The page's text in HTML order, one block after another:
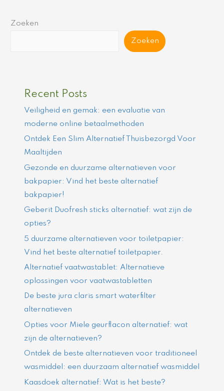
Zoeken
Zoeken
Recent Posts
Veiligheid en gemak: een evaluatie van
moderne online betaalmethoden
Ontdek Een Slim Alternatief Thuisbezorgd Voor
Maaltijden
Gezonde en duurzame alternatieven voor
bakpapier: Vind het beste alternatief
bakpapier!
Geberit Duofresh sticks alternatief: wat zijn de
opties?
5 duurzame alternatieven voor toiletpapier:
Vind het beste alternatief toiletpapier.
Alternatief vaatwastablet: Alternatieve
oplossingen voor vaatwastabletten
De beste jura claris smart waterfilter
alternatieven
Opties voor Miele geurflacon alternatief: wat
zijn de alternatieven?
Ontdek de beste alternatieven voor traditioneel
wasmiddel: een duurzaam alternatief wasmiddel
Kaasdoek alternatief: Wat is het beste?